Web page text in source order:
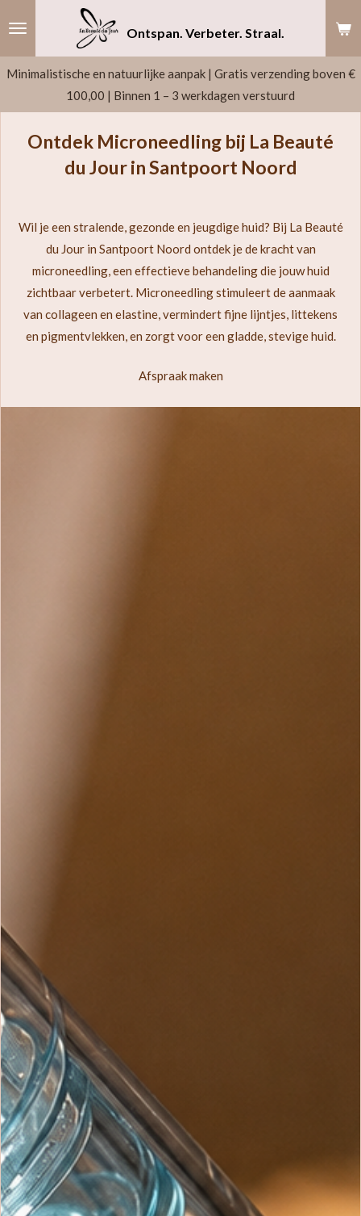
Ontspan. Verbeter. Straal.
Minimalistische en natuurlijke aanpak | Gratis verzending boven €
100,00 | Binnen 1 – 3 werkdagen verstuurd
Ontdek Microneedling bij La Beauté
du Jour in Santpoort Noord
Wil je een stralende, gezonde en jeugdige huid? Bij La Beauté
du Jour in Santpoort Noord ontdek je de kracht van
microneedling, een effectieve behandeling die jouw huid
zichtbaar verbetert. Microneedling stimuleert de aanmaak
van collageen en elastine, vermindert fijne lijntjes, littekens
en pigmentvlekken, en zorgt voor een gladde, stevige huid.
Afspraak maken